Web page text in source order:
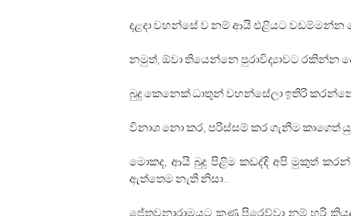
දළදා වහන්සේ ව නම් ආයි එළියට වඩම්මන්න
නමුත්, ඕවා තියෙන්නෙ පුරාවිද්‍යාවට රකින්න
බුදු කෙනෙක් ධාතුන් වහන්සේලා ඉතිරි
විනාශ නො කර, පරිස්සම් කර ගැනීම
මොකද, ආයි බුදු පිළිම කඩද්දි අපි මුකුත්
ඇත්තෙම නැති නිසා..